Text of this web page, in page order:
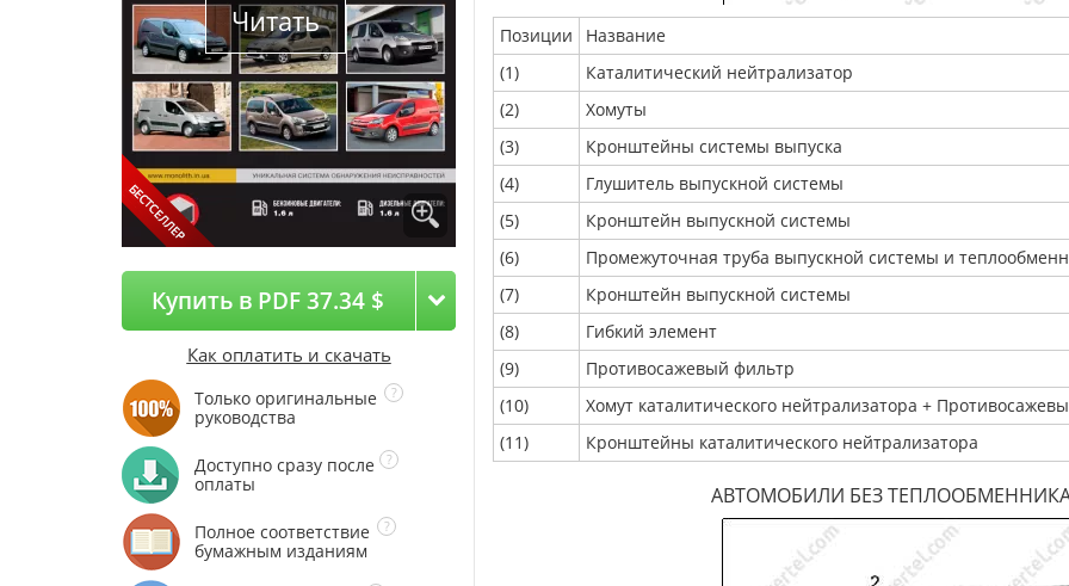
Читать
Купить в PDF 37.34 $
Как оплатить и скачать
Только оригинальные
руководства
Доступно сразу после
оплаты
Полное соответствие
бумажным изданиям
Позиции
Название
(1)
Каталитический нейтрализатор
(2)
Хомуты
(3)
Кронштейны системы выпуска
(4)
Глушитель выпускной системы
(5)
Кронштейн выпускной системы
(6)
Промежуточная труба выпускной системы и
(7)
Кронштейн выпускной системы
(8)
Гибкий элемент
(9)
Противосажевый фильтр
(10)
Хомут каталитического нейтрализатора +
(11)
Кронштейны каталитического нейтрализатора
АВТОМОБИЛИ БЕЗ